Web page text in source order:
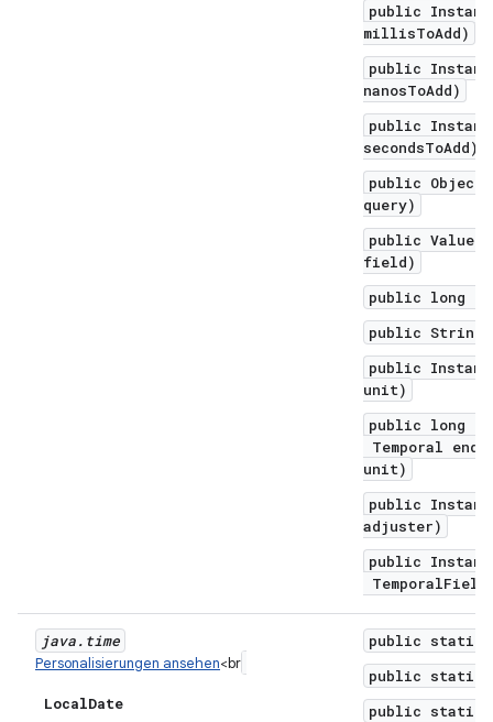
public
millisToAdd)
public Instant
nanosToAdd)
public Instant
secondsToAdd)
public Object
query)
public
field)
public long
public String
public Instant
unit)
public long
Temporal
unit)
public Instant
adjuster)
public
java. time
Personalisierungen ansehen<br
LocalDate
public static
public static
public static